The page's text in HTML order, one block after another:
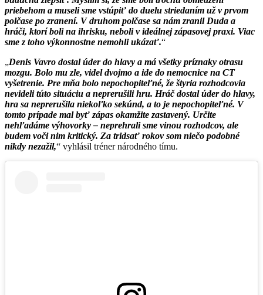
priebehom a museli sme vstúpiť do duelu striedaním už v prvom
polčase po zranení. V druhom polčase sa nám zranil Duda a
hráči, ktorí boli na ihrisku, neboli v ideálnej zápasovej praxi. Viac
sme z toho výkonnostne nemohli ukázať.
Denis Vavro dostal úder do hlavy a má všetky príznaky otrasu
mozgu. Bolo mu zle, videl dvojmo a ide do nemocnice na CT
vyšetrenie. Pre mňa bolo nepochopiteľné, že štyria rozhodcovia
nevideli túto situáciu a neprerušili hru. Hráč dostal úder do hlavy,
hra sa neprerušila niekoľko sekúnd, a to je nepochopiteľné. V
tomto prípade mal byť zápas okamžite zastavený. Určite
nehľadáme výhovorky – neprehrali sme vinou rozhodcov, ale
budem voči nim kritický. Za tridsať rokov som niečo podobné
nikdy nezažil,
vyhlásil tréner národného tímu.